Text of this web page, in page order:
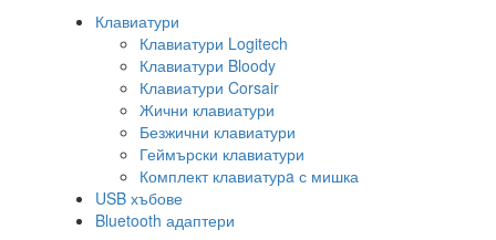
Клавиатури
Клавиатури Logitech
Клавиатури Bloody
Клавиатури Corsair
Жични клавиатури
Безжични клавиатури
Геймърски клавиатури
Комплект клавиатурa с мишка
USB хъбове
Bluetooth адаптери